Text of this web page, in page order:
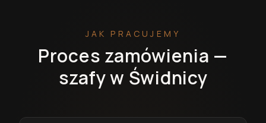
JAK PRACUJEMY
Proces zamówienia —
szafy w Świdnicy